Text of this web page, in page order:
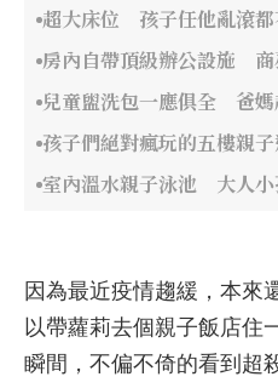
超大床位 孩子任他亂滾都
房內自帶頂級辦公設施 商
兒童盥洗包一應俱全 爸媽
孩子們絕對瘋玩的五樓親
室內溫水親子泳池 大人小
因為最近疫情趨緩，本來
以帶蘿莉去個親子飯店住
瞬間，不偏不倚的看到超